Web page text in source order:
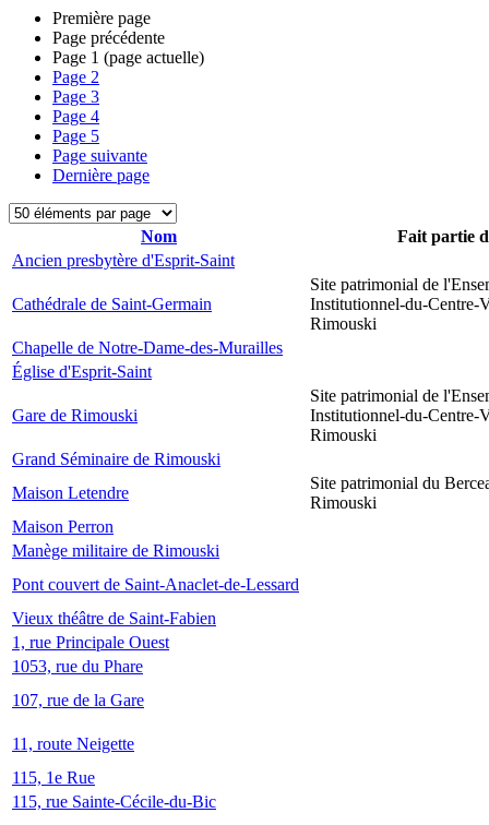
Première page
Page précédente
Page 1 (page actuelle)
Page 2
Page 3
Page 4
Page 5
Page suivante
Dernière page
Nom
Fait partie
Ancien presbytère d'Esprit-Saint
Cathédrale de Saint-Germain
Site patrimonial de
Institutionnel-du-Centre-
Rimouski
Chapelle de Notre-Dame-des-Murailles
Église d'Esprit-Saint
Gare de Rimouski
Site patrimonial de
Institutionnel-du-Centre-
Rimouski
Grand Séminaire de Rimouski
Maison Letendre
Site patrimonial du
Rimouski
Maison Perron
Manège militaire de Rimouski
Pont couvert de Saint-Anaclet-de-Lessard
Vieux théâtre de Saint-Fabien
1, rue Principale Ouest
1053, rue du Phare
107, rue de la Gare
11, route Neigette
115, 1e Rue
115, rue Sainte-Cécile-du-Bic